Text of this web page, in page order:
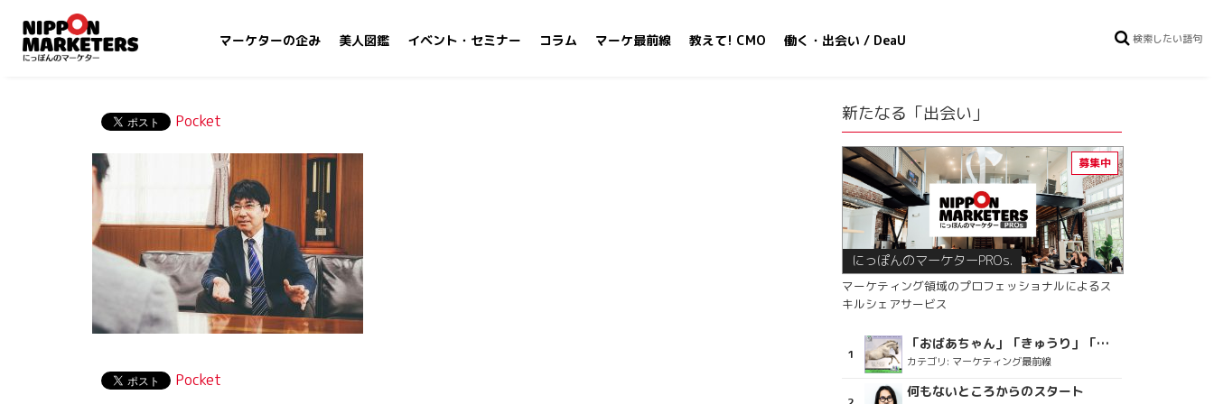
マーケターの企み 美人図鑑 イベント・セミナー コラム マーケ最前線 教えて! CMO 働く・出会い / DeaU
Pocket
Pocket
新たなる「出会い」
にっぽんのマーケターPROs.
マーケティング領域のプロフェッショナルによるス
キルシェアサービス
「おばあちゃん」「きゅうり」「ディスコで踊るおじさん」をCM素材に使った、「気持ちよさ」が売りの意外な商品とは？
カテゴリ: マーケティング最前線
何もないところからのスタート